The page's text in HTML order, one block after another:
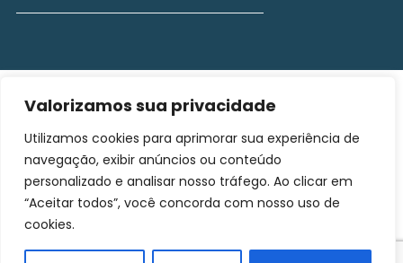
Valorizamos sua privacidade
Utilizamos cookies para aprimorar sua experiência de
navegação, exibir anúncios ou conteúdo
personalizado e analisar nosso tráfego. Ao clicar em
“Aceitar todos”, você concorda com nosso uso de
cookies.
Todos os direitos
BRASSCOM |
Orgulhosamente
desenvolvido porGim
Digital
secretaria@brasscom.org.br
Estatuto
e Normas